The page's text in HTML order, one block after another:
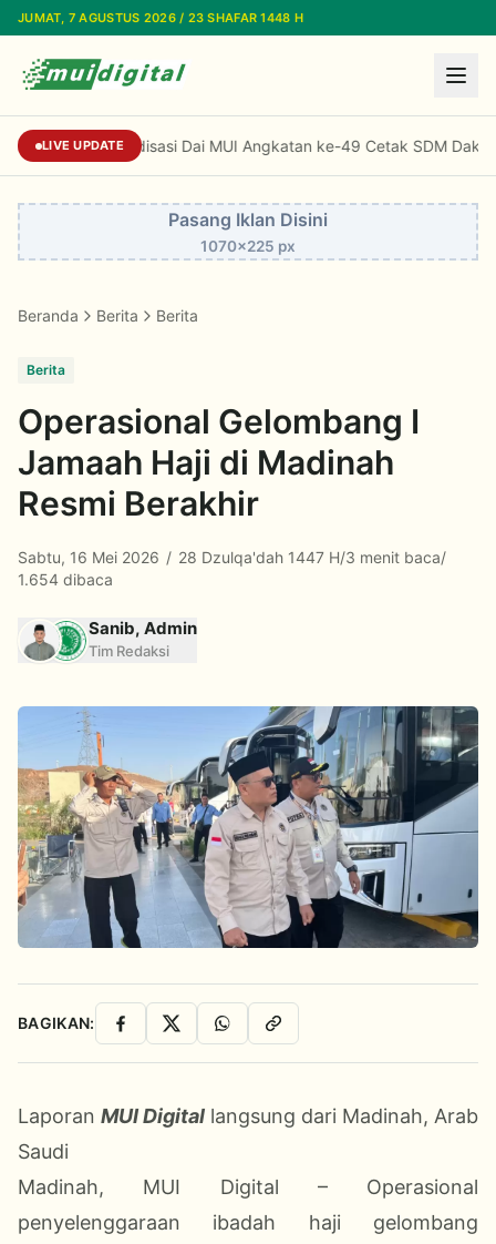
Lewati ke konten utama
JUMAT, 7 AGUSTUS 2026 / 23 SHAFAR 1448 H
LIVE UPDATE
Standardisasi Dai MUI Angkatan ke-49 Cetak SDM Dakwah
Pasang Iklan Disini
1070x225 px
Beranda Berita Berita
Berita
Operasional Gelombang I
Jamaah Haji di Madinah
Resmi Berakhir
Sabtu, 16 Mei 2026 / 28 Dzulqa'dah 1447 H/3 menit baca/
1.654 dibaca
Sanib, Admin
Tim Redaksi
BAGIKAN: Facebook
X WhatsAppSalin Link
Laporan MUI Digital langsung dari Madinah, Arab
Saudi
Madinah, MUI Digital – Operasional
penyelenggaraan ibadah haji gelombang